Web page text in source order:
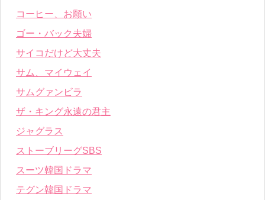
コーヒー、お願い
ゴー・バック夫婦
サイコだけど大丈夫
サム、マイウェイ
サムグァンビラ
ザ・キング永遠の君主
ジャグラス
ストーブリーグSBS
スーツ韓国ドラマ
テグン韓国ドラマ